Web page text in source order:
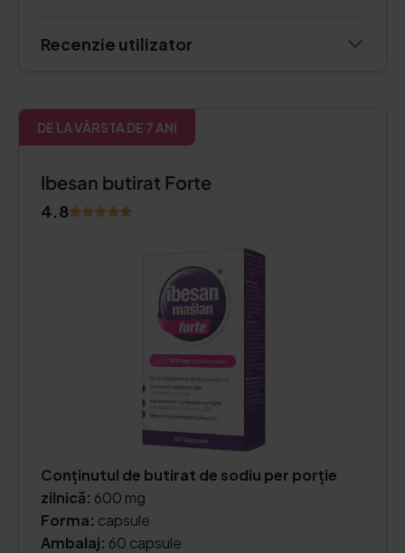
Recenzie utilizator
DE LA VÂRSTA DE 7 ANI
Ibesan butirat Forte
4.8
Conținutul de butirat de sodiu per porție
zilnică: 600 mg
Forma: capsule
Ambalaj: 60 capsule